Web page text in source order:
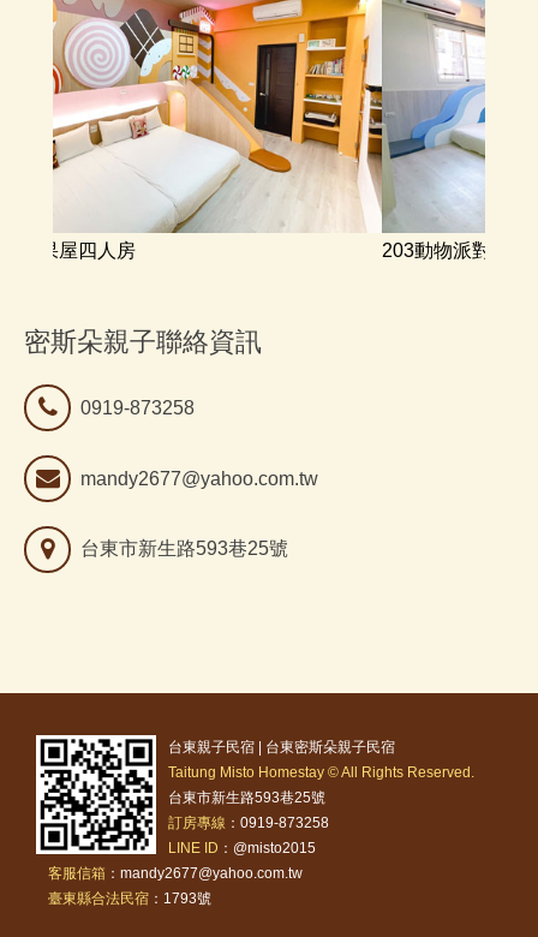
203動物派對四人房
密斯朵親子聯絡資訊
0919-873258
mandy2677@yahoo.com.tw
台東市新生路593巷25號
台東親子民宿 | 台東密斯朵親子民宿
Taitung Misto Homestay © All Rights Reserved.
台東市新生路593巷25號
訂房專線 ：0919-873258
LINE ID ：@misto2015
客服信箱 ：mandy2677@yahoo.com.tw
臺東縣合法民宿 ：1793號